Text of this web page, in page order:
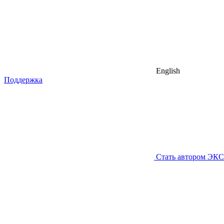
English
Поддержка
Стать автором